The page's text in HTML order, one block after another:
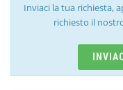
Inviaci la tua richiesta,
richiesto il